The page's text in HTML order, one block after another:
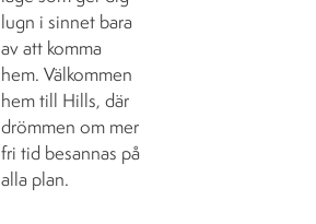
lugn i sinnet bara
av att komma
hem. Välkommen
hem till Hills, där
drömmen om mer
fri tid besannas på
alla plan.